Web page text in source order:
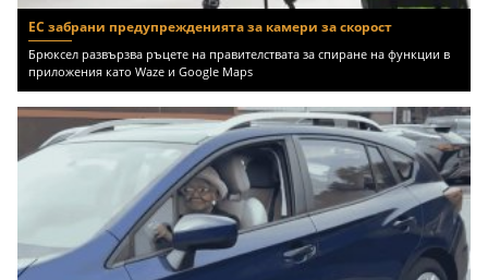
ЕС забрани предупрежденията за камери за скорост
Брюксел развързва ръцете на правителствата за спиране на функции в
приложения като Waze и Google Maps